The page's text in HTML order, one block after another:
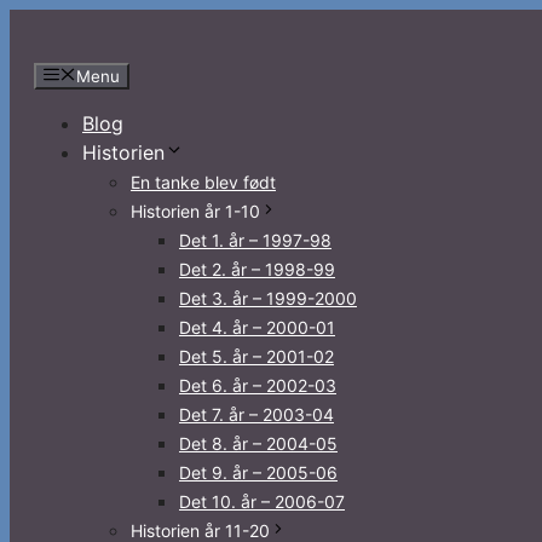
indholdMenu
Blog
Historien
En tanke blev født
Historien år 1-10
Det 1. år – 1997-98
Det 2. år – 1998-99
Det 3. år – 1999-2000
Det 4. år – 2000-01
Det 5. år – 2001-02
Det 6. år – 2002-03
Det 7. år – 2003-04
Det 8. år – 2004-05
Det 9. år – 2005-06
Det 10. år – 2006-07
Historien år 11-20